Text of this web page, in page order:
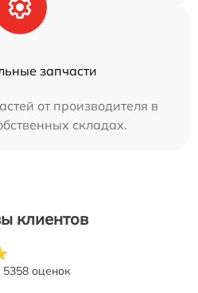
запчасти
от производителя в
складах.
клиентов
5358 оценок